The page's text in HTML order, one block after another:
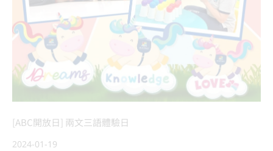
[ABC開放日] 兩文三語體驗日
2024-01-19